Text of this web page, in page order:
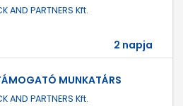
AND PARTNERS Kft.
2 napja
MUNKATÁRS
AND PARTNERS Kft.